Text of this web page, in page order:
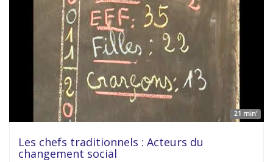
21 min'
Les chefs traditionnels : Acteurs du
changement social